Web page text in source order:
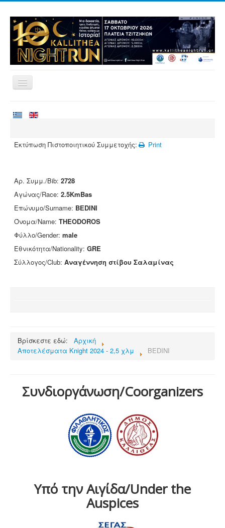
Νέα
Χορηγοί
Επικοινωνία
Εκτύπωση Πιστοποιητικού Συμμετοχής: Print
Αρ. Συμμ./Bib: 2728
Αγώνας/Race: 2.5KmBas
Επώνυμο/Surname: BEDINI
Όνομα/Name: THEODOROS
Φύλλο/Gender: male
Εθνικότητα/Nationality: GRE
Σύλλογος/Club: Αναγέννηση στίβου Σαλαμίνας
Βρίσκεστε εδώ:
Αρχική
Αποτελέσματα Knight 2024 - 2,5 χλμ
BEDINI
Συνδιοργάνωση/Coorganizers
Υπό την Αιγίδα/Under the
Auspices